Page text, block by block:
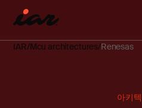
IAR Mcu architectures Renesas
아키